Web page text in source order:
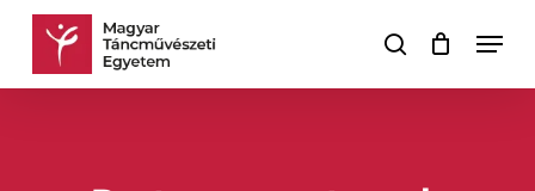
Skip
content
keresés
Kosár Kosár